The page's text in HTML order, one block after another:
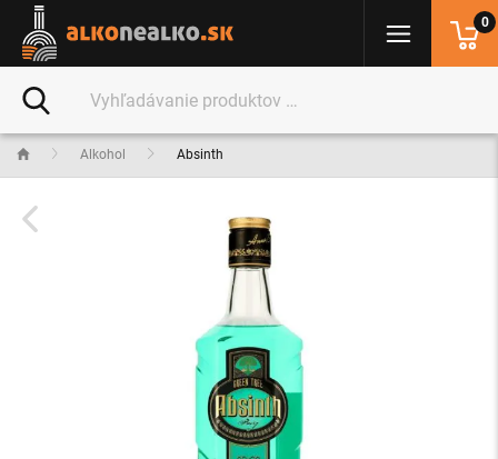
Alkohol Absinth
0